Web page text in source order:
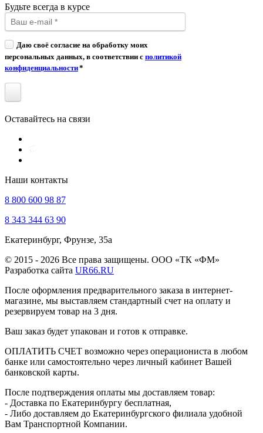
Будьте всегда в курсе
Даю своё согласие на обработку моих
персональных данных, в соответствии с политикой
конфиденциальности*
Оставайтесь на связи
Наши контакты
8 800 600 98 87
8 343 344 63 90
Екатеринбург, Фрунзе, 35а
© 2015 - 2026 Все права защищены. ООО «ТК «ФМ»
Разработка сайта UR66.RU
После оформления предварительного заказа в интернет-
магазине, мы выставляем стандартный счет на оплату и
резервируем товар на 3 дня.
Ваш заказ будет упакован и готов к отправке.
ОПЛАТИТЬ СЧЕТ возможно через операциониста в любом
банке или самостоятельно через личный кабинет Вашей
банковской карты.
После подтверждения оплаты мы доставляем товар:
- Доставка по Екатеринбургу бесплатная,
- Либо доставляем до Екатеринбургского филиала удобной
Вам Транспортной Компании.